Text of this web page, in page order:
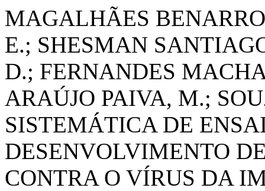
MAGALHÃES
E.; SHESMAN
D.; FERNANDES
ARAÚJO PAIVA, M.;
SISTEMÁTICA DE
DESENVOLVIMENTO
CONTRA O VÍRUS DA